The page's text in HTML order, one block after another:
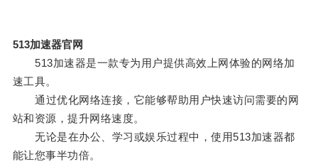
513加速器官网
513加速器是一款专为用户提供高效上网体验的网络加
速工具。
通过优化网络连接，它能够帮助用户快速访问需要的网
站和资源，提升网络速度。
无论是在办公、学习或娱乐过程中，使用513加速器都
能让您事半功倍。